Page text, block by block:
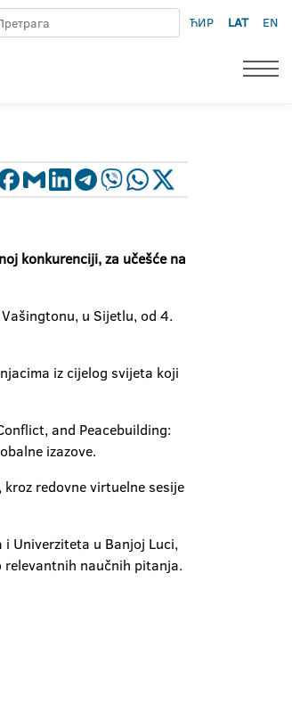
ЋИР LAT EN
konkurenciji, za učešće na
u Sijetlu, od 4.
iz cijelog svijeta koji
and Peacebuilding:
izazove.
redovne virtuelne sesije
Univerziteta u Banjoj Luci,
naučnih pitanja.